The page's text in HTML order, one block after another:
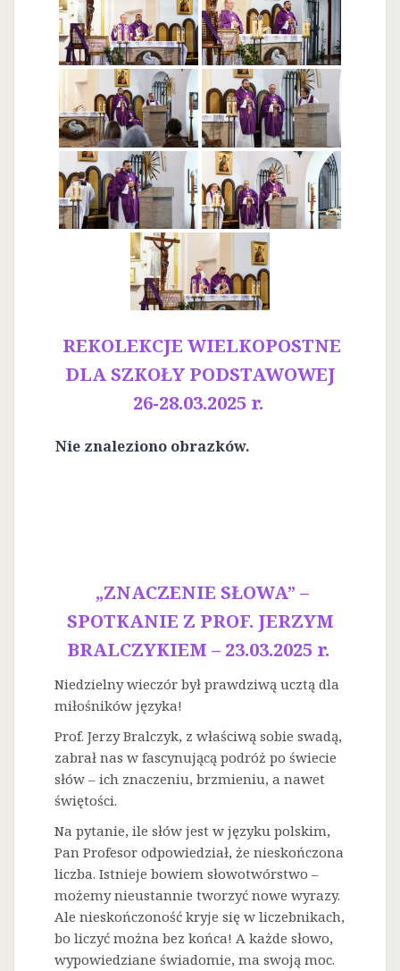
REKOLEKCJE WIELKOPOSTNE
DLA SZKOŁY PODSTAWOWEJ
26-28.03.2025 r.
Nie znaleziono obrazków.
„ZNACZENIE SŁOWA” –
SPOTKANIE Z PROF. JERZYM
BRALCZYKIEM – 23.03.2025 r.
Niedzielny wieczór był prawdziwą ucztą dla
miłośników języka!
Prof. Jerzy Bralczyk, z właściwą sobie swadą,
zabrał nas w fascynującą podróż po świecie
słów – ich znaczeniu, brzmieniu, a nawet
świętości.
Na pytanie, ile słów jest w języku polskim,
Pan Profesor odpowiedział, że nieskończona
liczba. Istnieje bowiem słowotwórstwo –
możemy nieustannie tworzyć nowe wyrazy.
Ale nieskończoność kryje się w liczebnikach,
bo liczyć można bez końca! A każde słowo,
wypowiedziane świadomie, ma swoją moc.